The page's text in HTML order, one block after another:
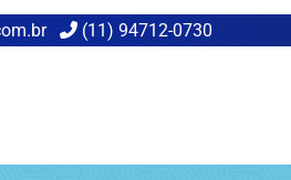
(11) 94712-0730